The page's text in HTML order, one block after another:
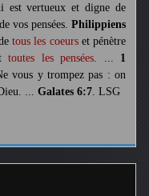
est vertueux et digne de
vos pensées. Philippiens
tous les coeurset pénètre
toutes les pensées. ... 1
vous y trompez pas : on
... Galates 6:7. LSG